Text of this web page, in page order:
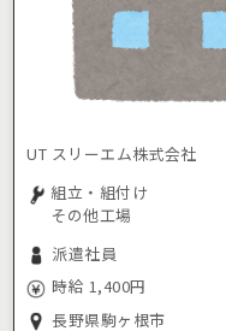
UT スリーエム株式会社
組立・組付け
その他工場
派遣社員
時給 1,400円
長野県駒ヶ根市